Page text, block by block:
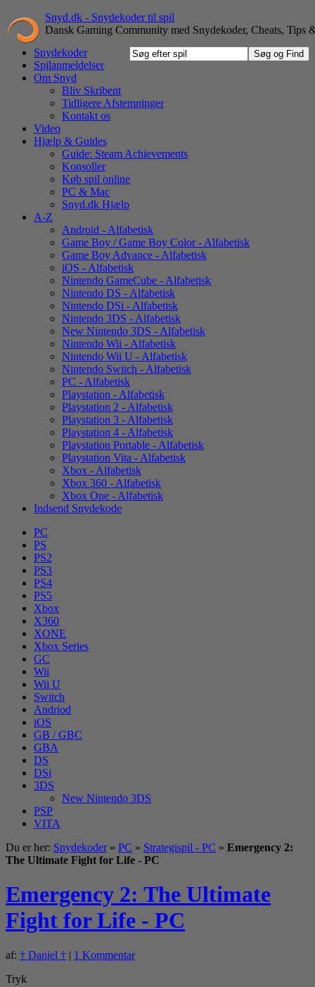
Snyd.dk - Snydekoder til spil
Dansk Gaming Community med Snydekoder, Cheats, Tips
Snydekoder
Spilanmeldelser
Om Snyd
Bliv Skribent
Tidligere Afstemninger
Kontakt os
Video
Hjælp & Guides
Guide: Steam Achievements
Konsoller
Køb spil online
PC & Mac
Snyd.dk Hjælp
A-Z
Android - Alfabetisk
Game Boy / Game Boy Color - Alfabetisk
Game Boy Advance - Alfabetisk
iOS - Alfabetisk
Nintendo GameCube - Alfabetisk
Nintendo DS - Alfabetisk
Nintendo DSi - Alfabetisk
Nintendo 3DS - Alfabetisk
New Nintendo 3DS - Alfabetisk
Nintendo Wii - Alfabetisk
Nintendo Wii U - Alfabetisk
Nintendo Switch - Alfabetisk
PC - Alfabetisk
Playstation - Alfabetisk
Playstation 2 - Alfabetisk
Playstation 3 - Alfabetisk
Playstation 4 - Alfabetisk
Playstation Portable - Alfabetisk
Playstation Vita - Alfabetisk
Xbox - Alfabetisk
Xbox 360 - Alfabetisk
Xbox One - Alfabetisk
Indsend Snydekode
PC
PS
PS2
PS3
PS4
PS5
Xbox
X360
XONE
Xbox Series
GC
Wii
Wii U
Switch
Andriod
iOS
GB / GBC
GBA
DS
DSi
3DS
New Nintendo 3DS
PSP
VITA
Du er her: Snydekoder » PC » Strategispil - PC » Emergency 2:
The Ultimate Fight for Life - PC
Emergency 2: The Ultimate
Fight for Life - PC
af: † Daniel † | 1 Kommentar
Tryk